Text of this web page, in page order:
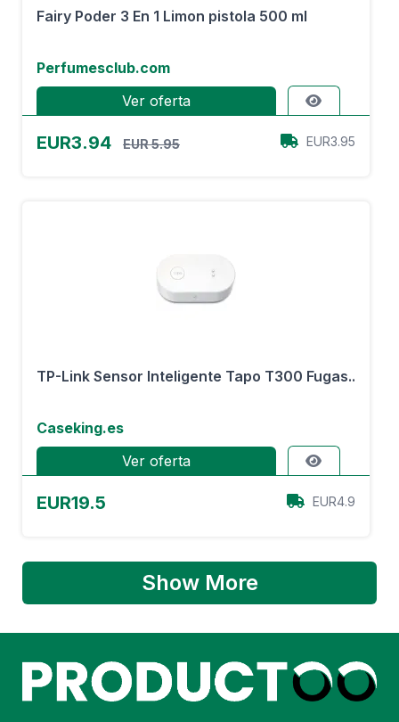
Fairy Poder 3 En 1 Limon pistola 500 ml
Perfumesclub.com
Ver oferta
EUR3.94 EUR 5.95 EUR3.95
TP-Link Sensor Inteligente Tapo T300 Fugas..
Caseking.es
Ver oferta
EUR19.5 EUR4.9
Show More